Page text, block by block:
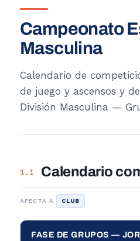
Campeonato
Masculina
Calendario de
de juego y ascensos y
División Masculina —
1.1 Calendario
AFECTA A CLUB
FASE DE GRUPOS —